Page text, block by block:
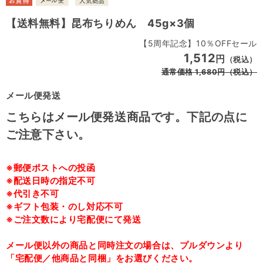
【送料無料】昆布ちりめん 45g×3個
メール便発送
【5周年記念】10％OFFセール
1,512円
（税込）
通常価格1,680円（税込）
こちらはメール便発送商品です。下記の点に
ご注意下さい。
※郵便ポストへの投函
※配送日時の指定不可
※代引き不可
※ギフト包装・のし対応不可
※ご注文数により宅配便にて発送
メール便以外の商品と同時注文の場合は、プルダウンより
「宅配便／他商品と同梱」をお選びください。